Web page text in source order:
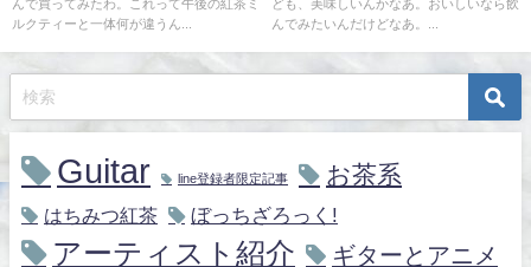
んで買ってみたわ。これって午後の紅茶ミ
ルクティーと一体何が違うん...
ども、美味しいんかなあ。おいしいなら飲
んでみたいんだけどなあ。...
Guitar line登録者限定記事 お茶系
はちみつ紅茶 ぼっちざろっく!
アーティスト紹介 ギターとアニメ